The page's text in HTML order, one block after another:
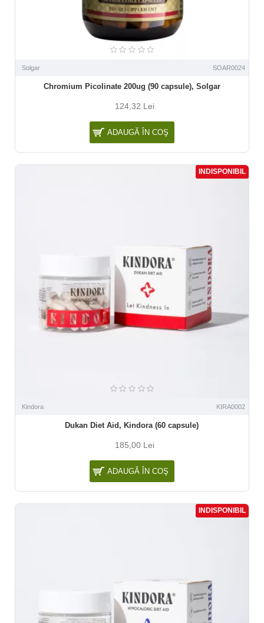
Solgar SOAR0024
Chromium Picolinate 200ug (90 capsule), Solgar
124,32 Lei
ADAUGĂ ÎN COŞ
INDISPONIBIL
Kindora KIRA0002
Dukan Diet Aid, Kindora (60 capsule)
185,00 Lei
ADAUGĂ ÎN COŞ
INDISPONIBIL